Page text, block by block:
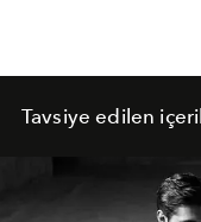
Tavsiye edilen